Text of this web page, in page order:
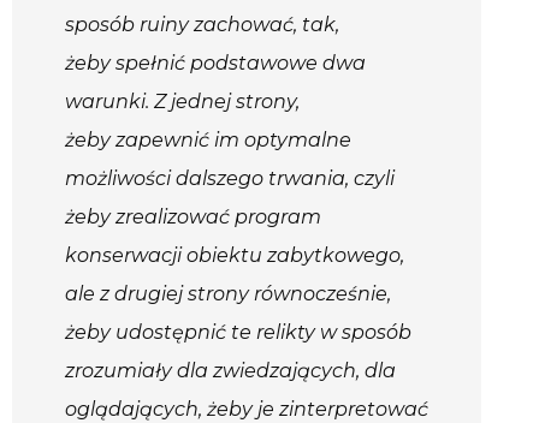
sposób ruiny zachować, tak,
żeby spełnić podstawowe dwa
warunki. Z jednej strony,
żeby zapewnić im optymalne
możliwości dalszego trwania, czyli
żeby zrealizować program
konserwacji obiektu zabytkowego,
ale z drugiej strony równocześnie,
żeby udostępnić te relikty w sposób
zrozumiały dla zwiedzających, dla
oglądających, żeby je zinterpretować